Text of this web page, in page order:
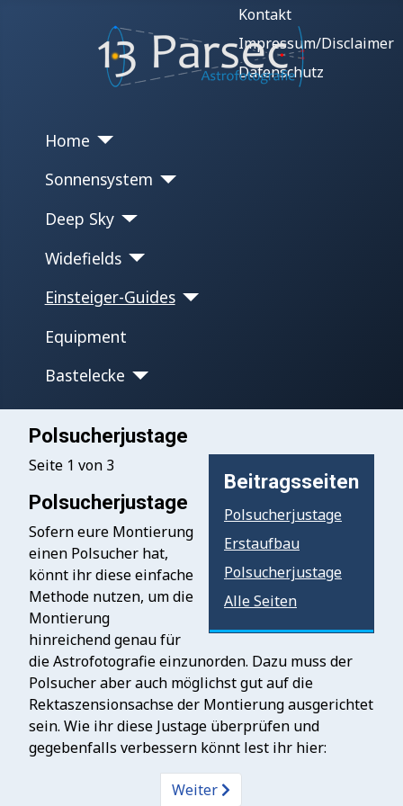
Kontakt
Impressum/Disclaimer
Datenschutz
Home
Sonnensystem
Deep Sky
Widefields
Einsteiger-Guides
Equipment
Bastelecke
Polsucherjustage
Beitragsseiten
Polsucherjustage
Erstaufbau
Polsucherjustage
Alle Seiten
Seite 1 von 3
Polsucherjustage
Sofern eure Montierung
einen Polsucher hat,
könnt ihr diese einfache
Methode nutzen, um die
Montierung
hinreichend genau für
die Astrofotografie einzunorden. Dazu muss der
Polsucher aber auch möglichst gut auf die
Rektaszensionsachse der Montierung ausgerichtet
sein. Wie ihr diese Justage überprüfen und
gegebenfalls verbessern könnt lest ihr hier:
Weiter